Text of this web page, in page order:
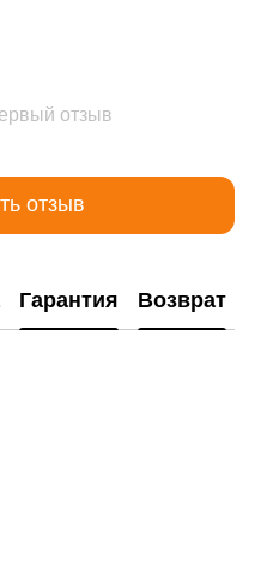
отзыв
отзыв
Гарантия Возврат